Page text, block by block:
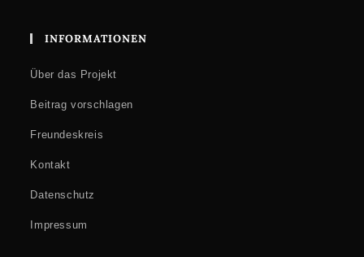
INFORMATIONEN
Über das Projekt
Beitrag vorschlagen
Freundeskreis
Kontakt
Datenschutz
Impressum